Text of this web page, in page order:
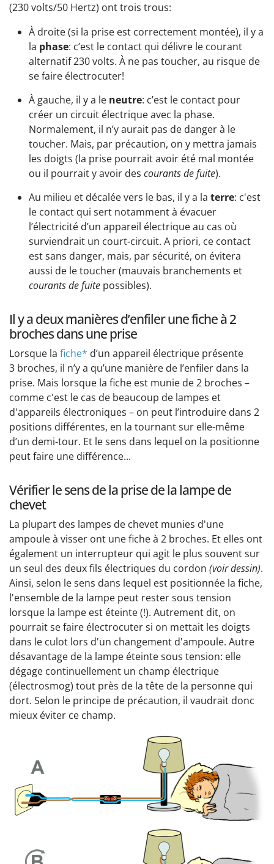
(230 volts/50 Hertz) ont trois trous:
À droite (si la prise est correctement montée), il y a
la phase: c’est le contact qui délivre le courant
alternatif 230 volts. À ne pas toucher, au risque de
se faire électrocuter!
À gauche, il y a le neutre: c’est le contact pour
créer un circuit électrique avec la phase.
Normalement, il n’y aurait pas de danger à le
toucher. Mais, par précaution, on y mettra jamais
les doigts (la prise pourrait avoir été mal montée
ou il pourrait y avoir des courants de fuite).
Au milieu et décalée vers le bas, il y a la terre: c'est
le contact qui sert notamment à évacuer
l’électricité d’un appareil électrique au cas où
surviendrait un court-circuit. A priori, ce contact
est sans danger, mais, par sécurité, on évitera
aussi de le toucher (mauvais branchements et
courants de fuite possibles).
Il y a deux manières d’enfiler une fiche à 2
broches dans une prise
Lorsque la fiche* d’un appareil électrique présente
3 broches, il n’y a qu’une manière de l’enfiler dans la
prise. Mais lorsque la fiche est munie de 2 broches –
comme c'est le cas de beaucoup de lampes et
d'appareils électroniques – on peut l’introduire dans 2
positions différentes, en la tournant sur elle-même
d’un demi-tour. Et le sens dans lequel on la positionne
peut faire une différence...
Vérifier le sens de la prise de la lampe de
chevet
La plupart des lampes de chevet munies d'une
ampoule à visser ont une fiche à 2 broches. Et elles ont
également un interrupteur qui agit le plus souvent sur
un seul des deux fils électriques du cordon (voir dessin).
Ainsi, selon le sens dans lequel est positionnée la fiche,
l'ensemble de la lampe peut rester sous tension
lorsque la lampe est éteinte (!). Autrement dit, on
pourrait se faire électrocuter si on mettait les doigts
dans le culot lors d'un changement d'ampoule. Autre
désavantage de la lampe éteinte sous tension: elle
dégage continuellement un champ électrique
(électrosmog) tout près de la tête de la personne qui
dort. Selon le principe de précaution, il vaudrait donc
mieux éviter ce champ.